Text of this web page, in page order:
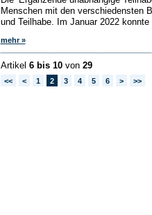
Menschen mit den verschiedensten
und Teilhabe. Im Januar 2022
mehr »
Artikel 6 bis 10von 29
<< < 1 2 3 4 5 6 > >>